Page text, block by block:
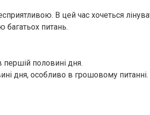
В цей час хочеться
багатьох питань.
першій половині дня.
дня, особливо в грошовому питанні.